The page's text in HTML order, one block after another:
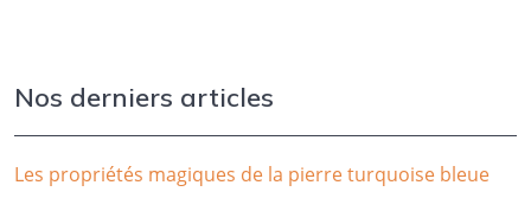
Nos derniers articles
Les propriétés magiques de la pierre turquoise bleue